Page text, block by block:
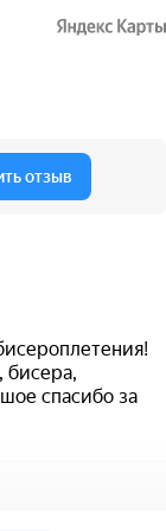
отзыв
бисера,
спасибо за